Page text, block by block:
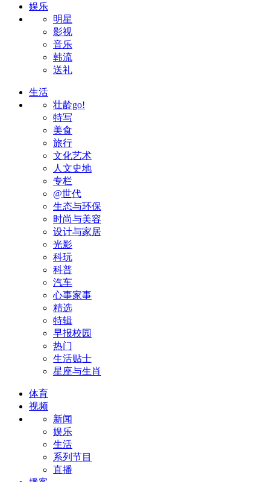
娱乐
明星
影视
音乐
韩流
送礼
生活
壮龄go!
特写
美食
旅行
文化艺术
人文史地
专栏
@世代
生态与环保
时尚与美容
设计与家居
光影
科玩
科普
汽车
心事家事
精选
特辑
早报校园
热门
生活贴士
星座与生肖
体育
视频
新闻
娱乐
生活
系列节目
直播